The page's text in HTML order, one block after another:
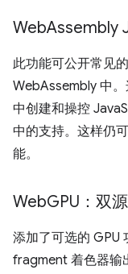
WebAssembly
此功能可公开常见
WebAssembly 中
中创建和操控
中的支持。这样仍
能。
WebGPU：双
添加了可选的 GPU
fragment 着色器输